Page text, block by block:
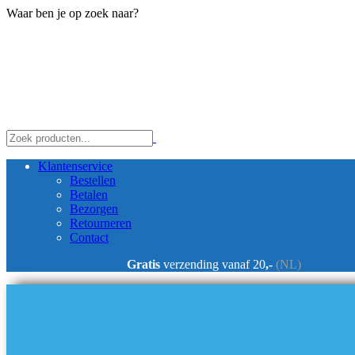
Waar ben je op zoek naar?
Klantenservice
Bestellen
Betalen
Bezorgen
Retourneren
Contact
Gratis verzending vanaf 20,- (NL)